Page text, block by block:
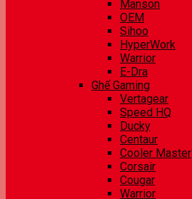
Manson
OEM
Sihoo
HyperWork
Warrior
E-Dra
Ghế Gaming
Vertagear
Speed HQ
Ducky
Centaur
Cooler Master
Corsair
Cougar
Warrior